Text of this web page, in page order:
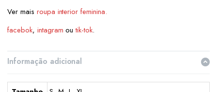
Ver mais roupa interior feminina.
facebok, intagram outik-tok.
Informação adicional